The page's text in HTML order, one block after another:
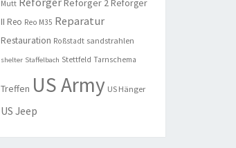
Mutt Reforger 2Reforger
II Reo Reo M35 Reparatur
Restauration Roßstadt sandstrahlen
shelter Staffelbach Stettfeld Tarnschema
Treffen US Army US Hänger
US Jeep